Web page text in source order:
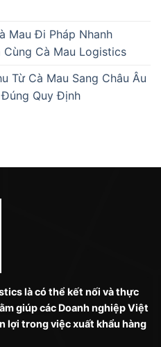
Mau Đi Pháp Nhanh
Cùng Cà Mau Logistics
Từ Cà Mau Sang Châu Âu
Đúng Quy Định
là có thể kết nối và thực
giúp các Doanh nghiệp Việt
lợi trong việc xuất khẩu hàng